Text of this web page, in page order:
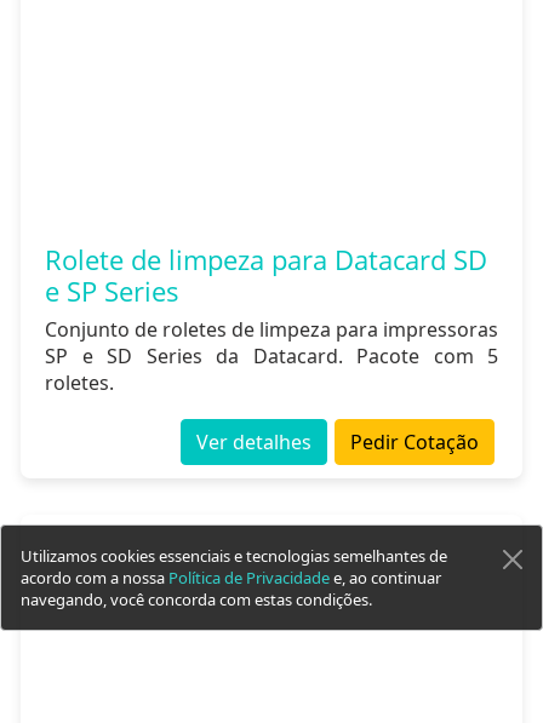
Rolete de limpeza para Datacard SD
e SP Series
Conjunto de roletes de limpeza para impressoras
SP e SD Series da Datacard. Pacote com 5
roletes.
Pedir Cotação
Ver detalhes
Utilizamos cookies essenciais e tecnologias semelhantes de
acordo com a nossa Política de Privacidadee, ao continuar
navegando, você concorda com estas condições.